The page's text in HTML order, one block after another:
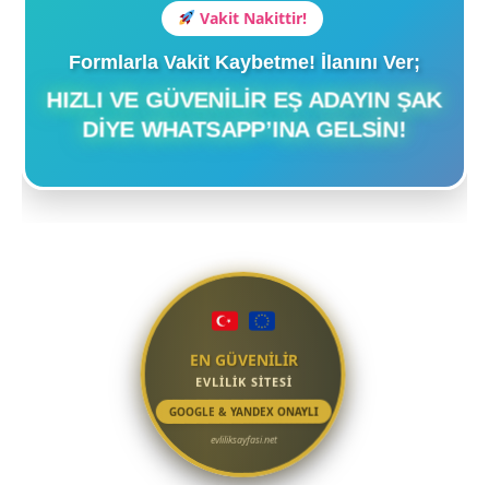
Vakit Nakittir!
Formlarla Vakit Kaybetme! İlanını Ver;
HIZLI VE GÜVENILIR EŞ ADAYIN ŞAK
DIYE WHATSAPP’INA GELSIN!
EN GÜVENİLİR
EVLİLİK SİTESİ
GOOGLE & YANDEX ONAYLI
evliliksayfasi.net